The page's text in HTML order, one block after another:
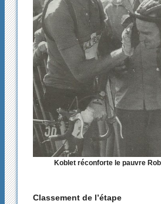
Koblet réconforte le pauvre
Classement de l’étape